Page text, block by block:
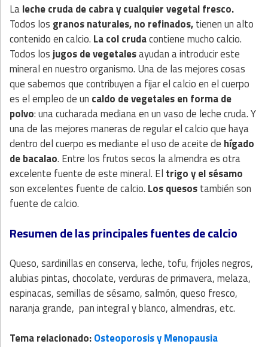
Laleche cruda de cabra y cualquier vegetal fresco.
Todos los granos naturales, no refinados,tienen un alto
contenido en calcio. La col crudacontiene mucho calcio.
Todos losjugos de vegetalesayudan a introducir este
mineral en nuestro organismo. Una de las mejores cosas
que sabemos que contribuyen a fijar el calcio en el cuerpo
es el empleo de un caldo de vegetales en forma de
polvo: una cucharada mediana en un vaso de leche cruda. Y
una de las mejores maneras de regular el calcio que haya
dentro del cuerpo es mediante el uso de aceite de hígado
de bacalao. Entre los frutos secos la almendra es otra
excelente fuente de este mineral. El trigo y el sésamo
son excelentes fuente de calcio. Los quesostambién son
fuente de calcio.
Resumen de las principales fuentes de calcio
Queso, sardinillas en conserva, leche, tofu, frijoles negros,
alubias pintas, chocolate, verduras de primavera, melaza,
espinacas, semillas de sésamo, salmón, queso fresco,
naranja grande, pan integral y blanco, almendras, etc.
Tema relacionado:Osteoporosis y Menopausia